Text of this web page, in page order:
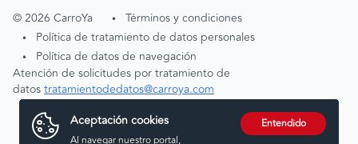
©2026 CarroYa • Términos y condiciones
• Política de tratamiento de datos personales
•
Política de datos de navegación
Atención de solicitudes por tratamiento de
datostratamientodedatos@carroya.com
Aceptación cookies
Al navegar nuestro portal,
Entendido